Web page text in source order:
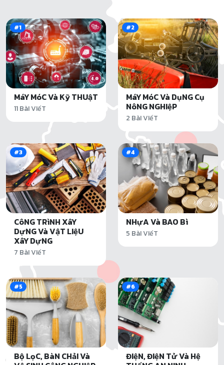
#1
MáY MóC Và Kỹ THUậT
11 BàI VIếT
#2
MáY MóC Và DụNG Cụ
NôNG NGHIệP
2 BàI VIếT
#3
CôNG TRìNH XâY
DựNG Và VậT LIệU
XâY DựNG
7 BàI VIếT
#4
NHựA Và BAO Bì
5 BàI VIếT
#5
Bộ LọC, BàN CHảI Và
#6
ĐIệN, ĐIệN Tử Và Hệ